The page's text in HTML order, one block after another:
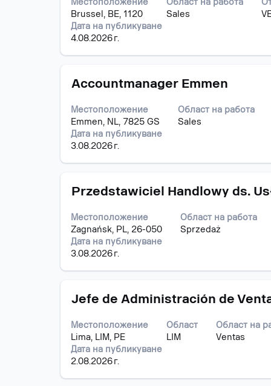
за
задание.
Brussel, BE, 1120
Sales
Дата на публикуване
4.08.2026 г.
за
интервал,
за
прегледате
съдържание
информацията
за
задание.
Позиция
Accountmanager Emmen
Местоположение
Emmen, NL, 7825 GS
Област на работа
Sales
Дата на публикуване
3.08.2026 г.
Изберете
бутона
за
интервал,
за
прегледате
съдържание
информацията
за
задание.
Позиция
Przedstawiciel Handlowy ds.
Местоположение
Zagnańsk, PL, 26-050
Област на работа
Sprzedaż
Дата на публикуване
3.08.2026 г.
Изберете
бутона
за
интервал,
за
прегледате
съдържание
информацията
за
задание.
Позиция
Jefe de Administración de
Местоположение
Lima, LIM, PE
Област
LIM
Област на
Ventas
Дата на публикуване
2.08.2026 г.
Изберете
бутона
за
интервал,
за
прегледате